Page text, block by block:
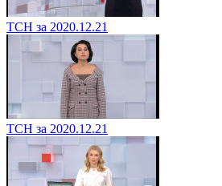
ТСН за 2020.12.21
ТСН за 2020.12.21